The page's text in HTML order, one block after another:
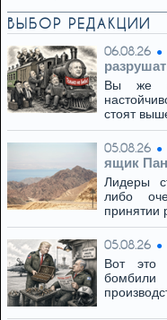
ВЫБОР РЕДАКЦИИ
06.08.26
Вы же
стоят
05.08.26
ящик
Лидеры
либо
принятии
05.08.26
Вот это